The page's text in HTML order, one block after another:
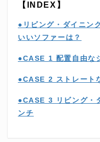
【INDEX】
●リビング・ダイニン
いいソファーは？
●CASE 1 配置自由な
●CASE 2 ストレート
●CASE 3 リビング・
ンチ